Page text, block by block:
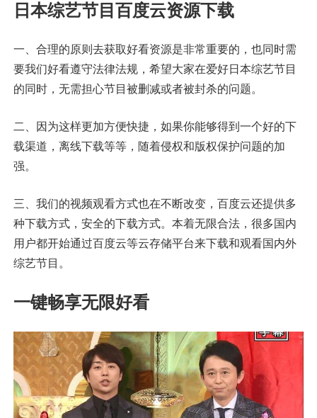
日本综艺节目百度云资源下载
一、合理的原则去获取好看资源是非常重要的，也同时需
要我们好看遵守法律法规，希望大家在爱好日本综艺节目
的同时，无需担心节目被删减或者被封杀的问题。
二、因为这样更加方便快捷，如果你能够得到一个好的下
载渠道，离线下载等等，随着侵权和版权保护问题的加
强。
三、我们的视频观看方式也在不断改变，百度云还提供多
种下载方式，安全的下载方式。本着无限合法，很多国内
用户都开始通过百度云等云存储平台来下载和观看国内外
综艺节目。
一键畅享无限好看